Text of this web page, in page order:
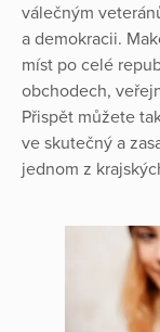
válečným
a demokracii.
míst po celé
obchodech,
Přispět můžete
ve skutečný a
jednom z